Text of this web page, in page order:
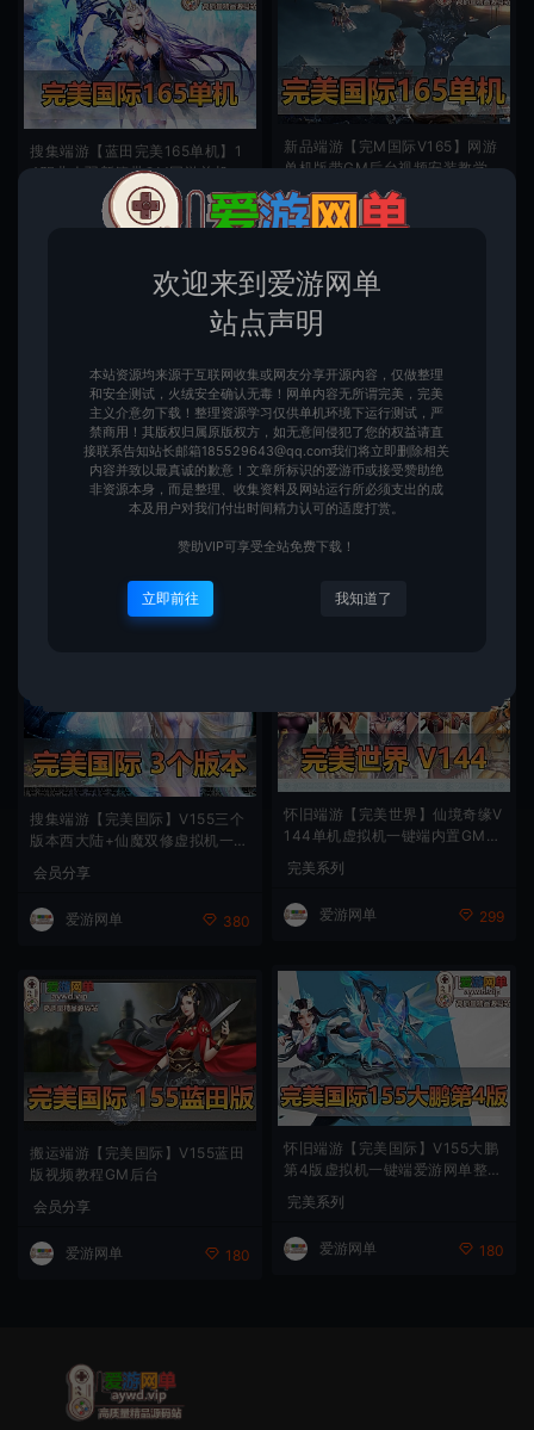
搜集端游【蓝田完美165单机】1
4职业人羽新篇带GM网游单机版
虚拟机一键端
新品端游【完M国际V165】网游
单机版带GM后台视频安装教学虚
拟机一键端神机羽锋
完美系列
收集端游【完美国际】某宝售价1
08的V155版本一键端独家同步官
怀旧端游【完美世界】V136微变
单机6职业天怒神罚仙魔双休全职
搜集端游【完美国际】V155三个
版本西大陆+仙魔双修虚拟机一键
端自带教程
会员分享
爱游网单 380
怀旧端游【完美世界】仙境奇缘V
144单机虚拟机一键端内置GM命
令视频安装教程
完美系列
爱游网单 299
搬运端游【完美国际】V155蓝田
版视频教程GM后台
会员分享
爱游网单 180
怀旧端游【完美国际】V155大鹏
第4版虚拟机一键端爱游网单整理
录制教程带GM后台和GM命令
完美系列
爱游网单 180
欢迎来到爱游网单
站点声明
本站资源均来源于互联网收集或网友分享开源内容，仅做整理
和安全测试，火绒安全确认无毒！网单内容无所谓完美，完美
主义介意勿下载！整理资源学习仅供单机环境下运行测试，严
禁商用！其版权归属原版权方，如无意间侵犯了您的权益请直
接联系告知站长邮箱185529643@qq.com我们将立即删除相关
内容并致以最真诚的歉意！文章所标识的爱游币或接受赞助绝
非资源本身，而是整理、收集资料及网站运行所必须支出的成
本及用户对我们付出时间精力认可的适度打赏。
赞助VIP可享受全站免费下载！
立即前往 我知道了